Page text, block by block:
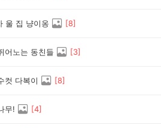
울 집 냥이옹 [8]
어노는 동친들 [3]
컷 다복이 [8]
무! [4]